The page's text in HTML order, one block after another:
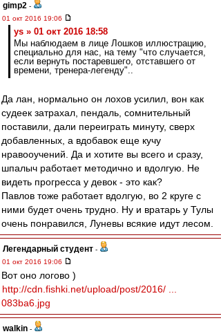
gimp2 -
01 окт 2016 19:06
ys » 01 окт 2016 18:58
Мы наблюдаем в лице Лошков иллюстрацию,
специально для нас, на тему "что случается,
если вернуть постаревшего, отставшего от
времени, тренера-легенду"..
Да лан, нормально он лохов усилил, вон как
судеек затрахал, пендаль, сомнительный
поставили, дали переиграть минуту, сверх
добавленных, а вдобавок еще кучу
нравооучений. Да и хотите вы всего и сразу,
шпалыч работает методично и вдолгую. Не
видеть прогресса у девок - это как?
Павлов тоже работает вдолгую, во 2 круге с
ними будет очень трудно. Ну и вратарь у Тулы
очень понравился, Луневы всякие идут лесом.
Легендарный студент -
01 окт 2016 19:06
Вот оно логово )
http://cdn.fishki.net/upload/post/2016/ ...
083ba6.jpg
walkin -